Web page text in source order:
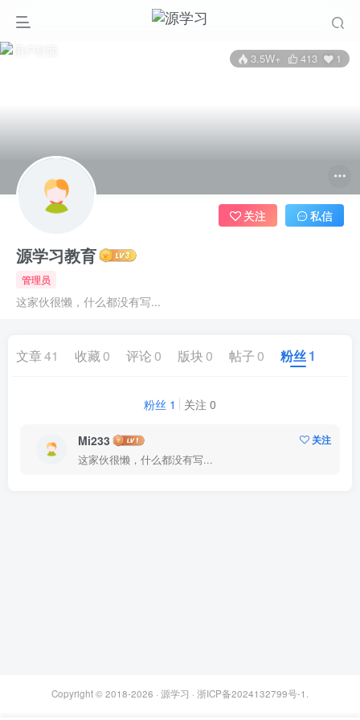
3.5W+ 413 1
源学习教育
管理员
这家伙很懒，什么都没有写...
关注 私信
文章41 收藏 0 评论 0 版块 0 帖子 0 粉丝1
粉丝 1 关注 0
Mi233
关注
这家伙很懒，什么都没有写...
Copyright © 2018-2026 · 源学习 · 浙ICP备2024132799号-1